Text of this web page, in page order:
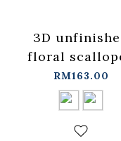
3D
floral
jeans,
two colors,
S/M/L.
【04011891】
RM163.00